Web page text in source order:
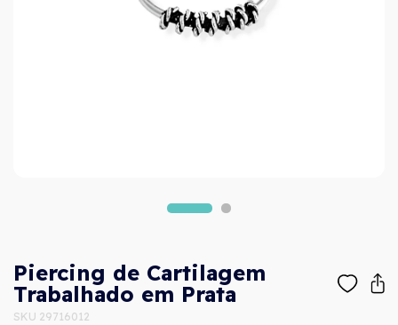
Piercing de Cartilagem
Trabalhado em Prata
SKU 29716012